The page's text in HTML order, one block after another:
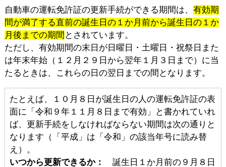
自動車の運転免許証の更新手続ができる期間は、 有効期
間が満了する直前の誕生日の１か月前から誕生日の１か
月後までの期間 とされています。
ただし、有効期間の末日が日曜日・土曜日・祝祭日また
は年末年始（１２月２９日から翌年１月３日まで）に当
たるときは、これらの日の翌日までの間となります。
たとえば、１０月８日が誕生日の人の運転免許証の表
面に「令和９年１１月８日まで有効」と書かれていれ
ば、更新手続をしなければならない期間は次の通りと
なります（「平成」は「令和」の該当年号に読み替
え）。
いつから更新できるか：
誕生日１か月前の９月８日